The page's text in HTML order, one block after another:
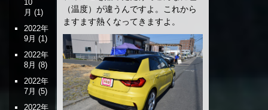
（温度）が違うんですよ。これから
ますます熱くなってきますよ。
10
月 (1)
2022年
9月 (1)
2022年
8月 (8)
2022年
7月 (5)
2022年